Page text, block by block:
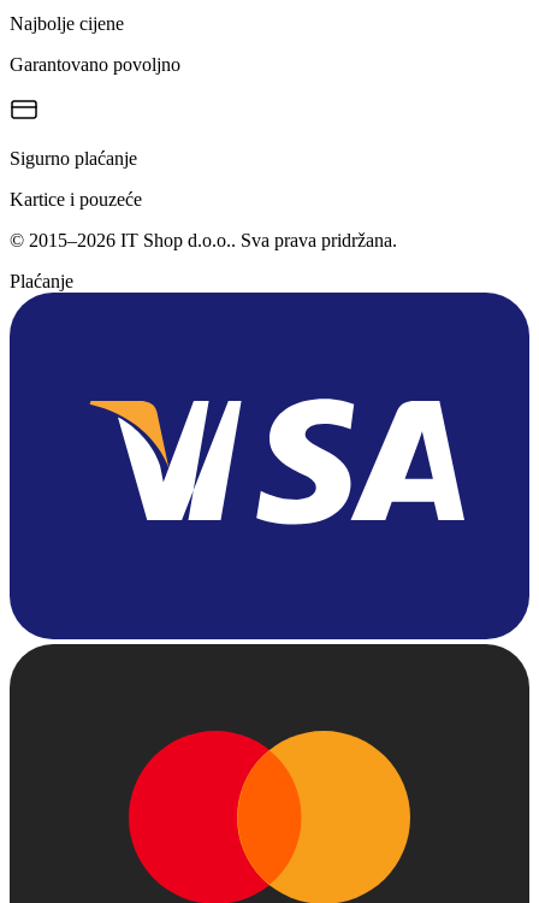
Najbolje cijene
Garantovano povoljno
Sigurno plaćanje
Kartice i pouzeće
© 2015–2026 IT Shop d.o.o.. Sva prava pridržana.
Plaćanje